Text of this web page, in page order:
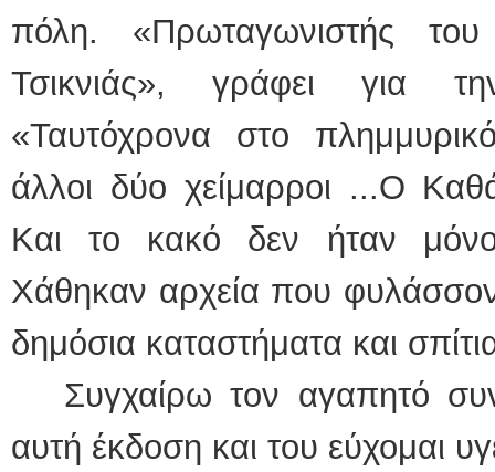
πόλη. «Πρωταγωνιστής
Τσικνιάς», γράφει για
«Ταυτόχρονα στο
άλλοι δύο χείμαρροι ...Ο
Και το κακό δεν ήταν μόνο
Χάθηκαν αρχεία που
δημόσια καταστήματα και
Συγχαίρω τον αγαπητό
αυτή έκδοση και του εύχομαι